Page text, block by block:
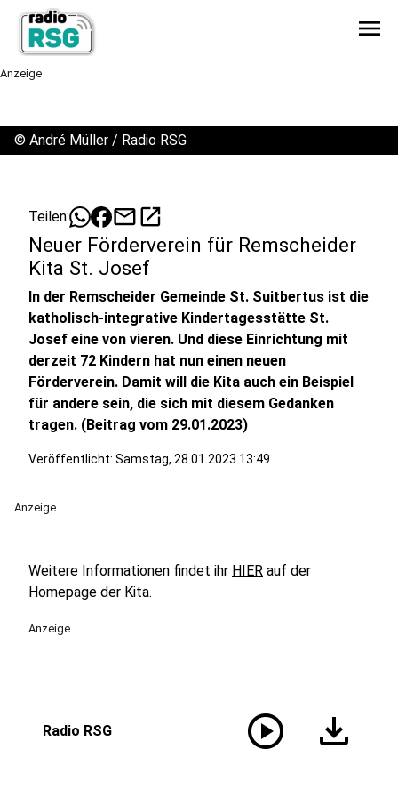
menu
Anzeige
© André Müller / Radio RSG
Teilen: mailopen_in_new
Neuer Förderverein für Remscheider
Kita St. Josef
In der Remscheider Gemeinde St. Suitbertus ist die
katholisch-integrative Kindertagesstätte St.
Josef eine von vieren. Und diese Einrichtung mit
derzeit 72 Kindern hat nun einen neuen
Förderverein. Damit will die Kita auch ein Beispiel
für andere sein, die sich mit diesem Gedanken
tragen. (Beitrag vom 29.01.2023)
Veröffentlicht: Samstag, 28.01.2023 13:49
Anzeige
Weitere Informationen findet ihr HIER auf der
Homepage der Kita.
Anzeige
Radio RSG play_circle download